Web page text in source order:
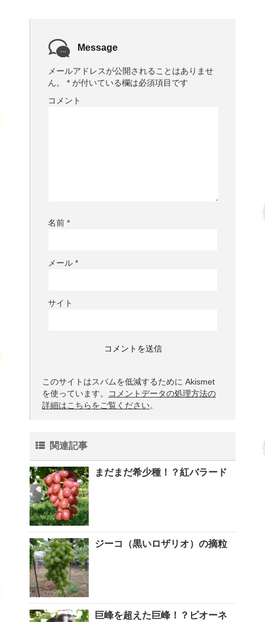
Message
メールアドレスが公開されることはありませ
ん。
* が付いている欄は必須項目です
コメント
名前 *
メール *
サイト
このサイトはスパムを低減するために Akismet
を使っています。
コメントデータの処理方法の
詳細はこちらをご覧ください。
関連記事
まだまだ希少種！？紅バラード
ジーコ（黒いロザリオ）の摘粒
巨峰を超えた巨峰！？ピオーネ